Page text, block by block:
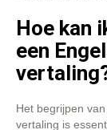
Hoe kan
een
Het begrijpen
vertaling is